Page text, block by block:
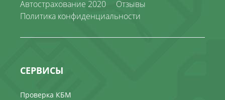
Автострахование 2020
Отзывы
Политика конфиденциальности
СЕРВИСЫ
Проверка КБМ